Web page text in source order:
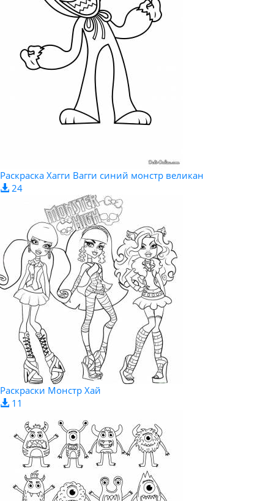
Раскраска Хагги Вагги синий монстр великан
24
Раскраски Монстр Хай
11